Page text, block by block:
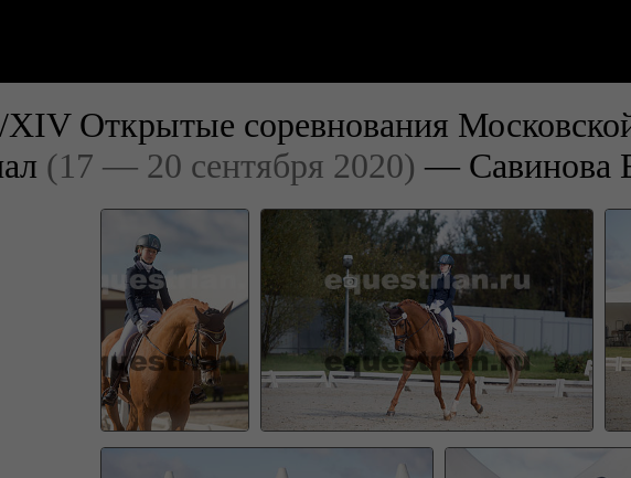
XIV Открытые соревнования
(17 — 20 сентября 2020) — Савинова